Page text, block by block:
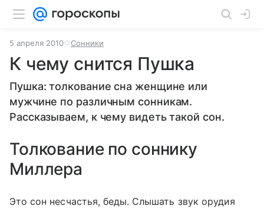
5 апреля 2010 Сонники
К чему снится Пушка
Пушка: толкование сна женщине или
мужчине по различным сонникам.
Рассказываем, к чему видеть такой сон.
Толкование по соннику
Миллера
Это сон несчастья, беды. Слышать звук орудия